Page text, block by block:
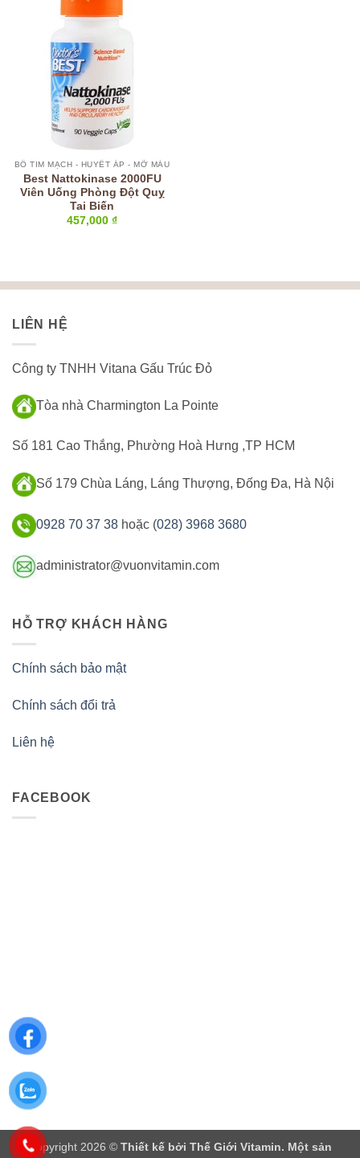
BỔ TIM MẠCH - HUYẾT ÁP - MỠ MÁU
Best Nattokinase 2000FU
Viên Uống Phòng Đột Quỵ
Tai Biến
457,000 ₫
LIÊN HỆ
Công ty TNHH Vitana Gấu Trúc Đỏ
Tòa nhà Charmington La Pointe
Số 181 Cao Thắng, Phường Hoà Hưng ,TP HCM
Số 179 Chùa Láng, Láng Thượng, Đống Đa, Hà Nội
0928 70 37 38 hoặc (028) 3968 3680
administrator@vuonvitamin.com
HỖ TRỢ KHÁCH HÀNG
Chính sách bảo mật
Chính sách đổi trả
Liên hệ
FACEBOOK
Copyright 2026 © Thiết kế bởi Thế Giới Vitamin. Một sản